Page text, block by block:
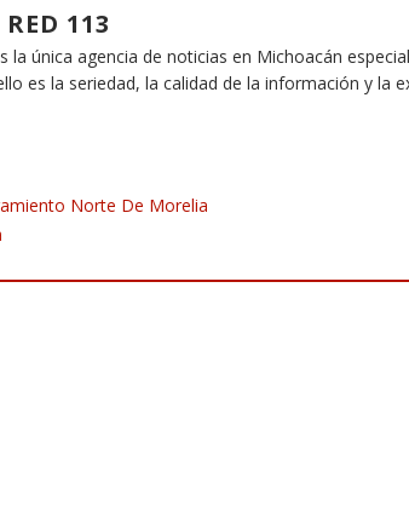
113
la única agencia de noticias en Michoacán
es la seriedad, la calidad de la información y la
Norte De Morelia